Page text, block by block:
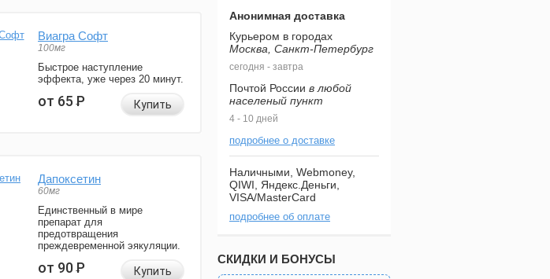
Виагра Софт
100мг
Быстрое наступление
эффекта, уже через 20 минут.
от 65Р Купить
Дапоксетин
60мг
Единственный в мире
препарат для
предотвращения
преждевременной эякуляции.
от 90Р Купить
Анонимная доставка
Курьером в городах
Москва, Санкт-Петербург
сегодня - завтра
Почтой России в любой
населеный пункт
4 - 10 дней
подробнее о доставке
Наличными, Webmoney,
QIWI, Яндекс.Деньги,
VISA/MasterCard
подробнее об оплате
СКИДКИ И БОНУСЫ